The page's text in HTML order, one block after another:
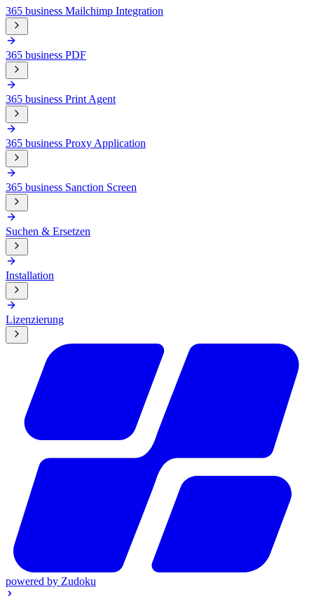
365 business Mailchimp Integration
365 business PDF
365 business Print Agent
365 business Proxy Application
365 business Sanction Screen
Suchen & Ersetzen
Installation
Lizenzierung
powered by Zudoku